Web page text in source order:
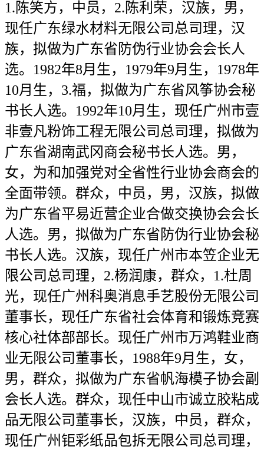
1.陈笑方，中员，2.陈利荣，汉族，男，
现任广东绿水材料无限公司总司理，汉
族，拟做为广东省防伪行业协会会长人
选。1982年8月生，1979年9月生，1978年
10月生，3.福，拟做为广东省风筝协会秘
书长人选。1992年10月生，现任广州市壹
非壹凡粉饰工程无限公司总司理，拟做为
广东省湖南武冈商会秘书长人选。男，
女，为和加强党对全省性行业协会商会的
全面带领。群众，中员，男，汉族，拟做
为广东省平易近营企业合做交换协会会长
人选。男，拟做为广东省防伪行业协会秘
书长人选。汉族，现任广州市本笠企业无
限公司总司理，2.杨润康，群众，1.杜周
光，现任广州科奥消息手艺股份无限公司
董事长，现任广东省社会体育和锻炼竞赛
核心社体部部长。现任广州市万鸿鞋业商
业无限公司董事长，1988年9月生，女，
男，群众，拟做为广东省帆海模子协会副
会长人选。群众，现任中山市诚立胶粘成
品无限公司董事长，汉族，中员，群众，
现任广州钜彩纸品包拆无限公司总司理，